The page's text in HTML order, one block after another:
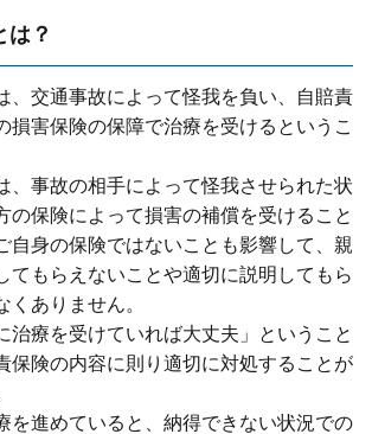
は？
、交通事故によって怪我を負い、⾃賠責
損害保険の保障で治療を受けるというこ
、事故の相⼿によって怪我させられた状
の保険によって損害の補償を受けること
⾃⾝の保険ではないことも影響して、親
てもらえないことや適切に説明してもら
くありません。
治療を受けていれば⼤丈夫」ということ
保険の内容に則り適切に対処することが
を進めていると、納得できない状況での